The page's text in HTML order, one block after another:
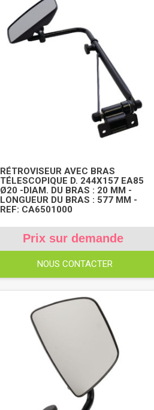
RÉTROVISEUR AVEC BRAS
TÉLESCOPIQUE D. 244X157 EA85
Ø20 -DIAM. DU BRAS : 20 MM -
LONGUEUR DU BRAS : 577 MM -
REF: CA6501000
Prix sur demande
NOUS CONTACTER